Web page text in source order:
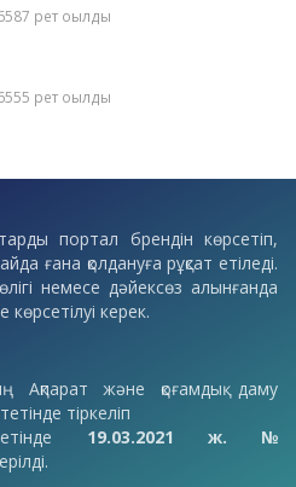
рет оқылды
рет оқылды
портал брендін көрсетіп,
ғана қолдануға рұқсат етіледі.
немесе дәйексөз алынғанда
көрсетілуі керек.
Ақпарат және қоғамдық даму
тіркеліп
19.03.2021 ж. №